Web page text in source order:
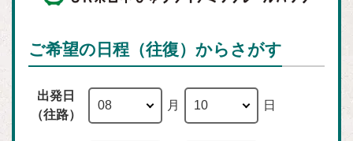
ご希望の日程（往復）からさがす
出発日
（往路）
月 日